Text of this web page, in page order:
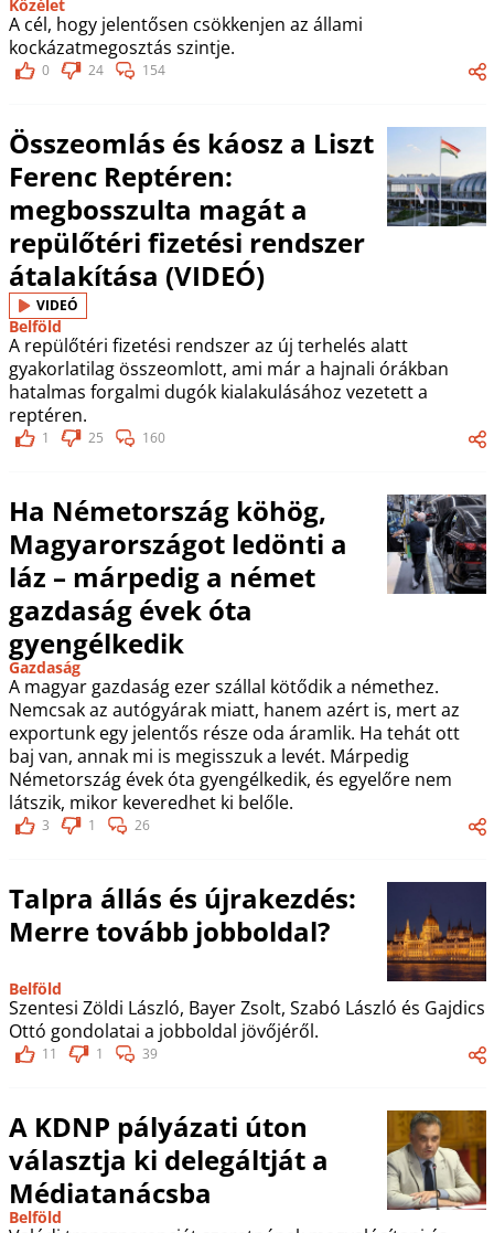
Közélet
A cél, hogy jelentősen csökkenjen az állami
kockázatmegosztás szintje.
0 24 154
Összeomlás és káosz a Liszt
Ferenc Reptéren:
megbosszulta magát a
repülőtéri fizetési rendszer
átalakítása (VIDEÓ)
VIDEÓ
Belföld
A repülőtéri fizetési rendszer az új terhelés alatt
gyakorlatilag összeomlott, ami már a hajnali órákban
hatalmas forgalmi dugók kialakulásához vezetett a
reptéren.
1 25 160
Ha Németország köhög,
Magyarországot ledönti a
láz – márpedig a német
gazdaság évek óta
gyengélkedik
Gazdaság
A magyar gazdaság ezer szállal kötődik a némethez.
Nemcsak az autógyárak miatt, hanem azért is, mert az
exportunk egy jelentős része oda áramlik. Ha tehát ott
baj van, annak mi is megisszuk a levét. Márpedig
Németország évek óta gyengélkedik, és egyelőre nem
látszik, mikor keveredhet ki belőle.
3 1 26
Talpra állás és újrakezdés:
Merre tovább jobboldal?
Belföld
Szentesi Zöldi László, Bayer Zsolt, Szabó László és Gajdics
Ottó gondolatai a jobboldal jövőjéről.
11 1 39
A KDNP pályázati úton
választja ki delegáltját a
Médiatanácsba
Belföld